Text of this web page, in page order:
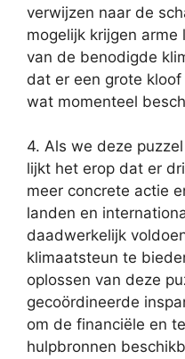
verwijzen naar de
mogelijk krijgen
van de benodigde
dat er een grote
wat momenteel
4. Als we deze
lijkt het erop dat er
meer concrete actie
landen en
daadwerkelijk
klimaatsteun te
oplossen van deze
gecoördineerde
om de financiële en
hulpbronnen